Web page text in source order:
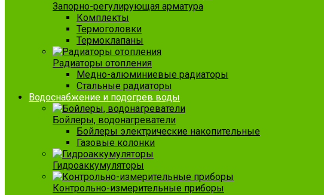
Запорно-регулирующая арматура
Комплекты
Термоголовки
Термоклапаны
Радиаторы отопления
Медно-алюминиевые радиаторы
Стальные радиаторы
Водоснабжение и подогрев воды
Бойлеры, водонагреватели
Бойлеры электрические накопительные
Газовые колонки
Гидроаккумуляторы
Контрольно-измерительные приборы